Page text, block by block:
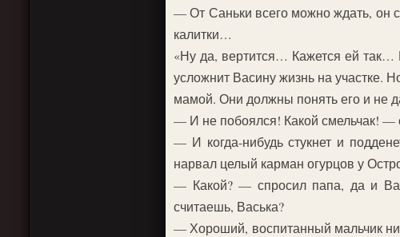
— От Саньки всего можно ждать, он
калитки…
«Ну да, вертится… Кажется ей
усложнит Васину жизнь на участке.
мамой. Они должны понять его и не
— И не побоялся! Какой смельчак! —
— И когда-нибудь стукнет и
нарвал целый карман огурцов у
— Какой? — спросил папа, да и
считаешь, Васька?
— Хороший, воспитанный мальчик